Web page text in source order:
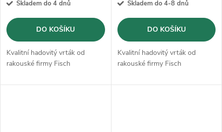
Skladem do 4 dnů
DO KOŠÍKU
Kvalitní hadovitý vrták od
rakouské firmy Fisch
Skladem do 4-8 dnů
DO KOŠÍKU
Kvalitní hadovitý vrták od
rakouské firmy Fisch